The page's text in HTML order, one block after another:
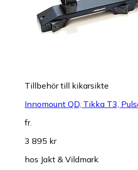
Tillbehör till kikarsikte
Innomount QD, Tikka T3,
fr.
3 895 kr
hos Jakt & Vildmark